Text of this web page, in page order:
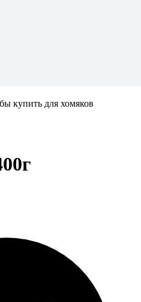
купить для хомяков